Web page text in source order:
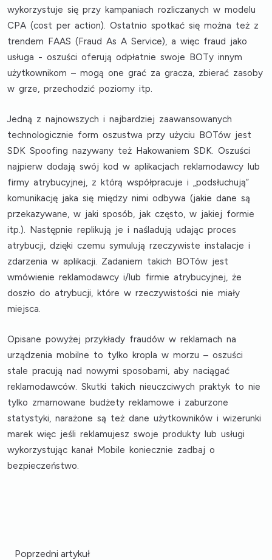
wykorzystuje się przy kampaniach rozliczanych w modelu
CPA (cost per action). Ostatnio spotkać się można też z
trendem FAAS (Fraud As A Service), a więc fraud jako
usługa - oszuści oferują odpłatnie swoje BOTy innym
użytkownikom – mogą one grać za gracza, zbierać zasoby
w grze, przechodzić poziomy itp.
Jedną z najnowszych i najbardziej zaawansowanych
technologicznie form oszustwa przy użyciu BOTów jest
SDK Spoofing nazywany też Hakowaniem SDK. Oszuści
najpierw dodają swój kod w aplikacjach reklamodawcy lub
firmy atrybucyjnej, z którą współpracuje i „podsłuchują”
komunikację jaka się między nimi odbywa (jakie dane są
przekazywane, w jaki sposób, jak często, w jakiej formie
itp.). Następnie replikują je i naśladują udając proces
atrybucji, dzięki czemu symulują rzeczywiste instalacje i
zdarzenia w aplikacji. Zadaniem takich BOTów jest
wmówienie reklamodawcy i/lub firmie atrybucyjnej, że
doszło do atrybucji, które w rzeczywistości nie miały
miejsca.
Opisane powyżej przykłady fraudów w reklamach na
urządzenia mobilne to tylko kropla w morzu –oszuści
stale pracują nad nowymi sposobami, aby naciągać
reklamodawców. Skutki takich nieuczciwych praktyk to nie
tylko zmarnowane budżety reklamowe i zaburzone
statystyki, narażone są też dane użytkowników i wizerunki
marek więc jeśli reklamujesz swoje produkty lub usługi
wykorzystując kanał Mobile koniecznie zadbaj o
bezpieczeństwo.
Poprzedni artykuł